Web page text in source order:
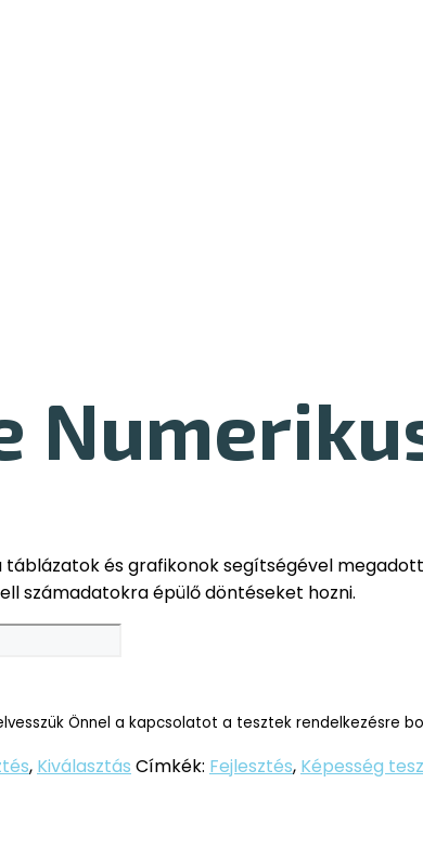
táblázatok és grafikonok segítségével
számadatokra épülő döntéseket hozni.
Önnel a kapcsolatot a tesztek rendelkezésre
, Kiválasztás Címkék: Fejlesztés, Képesség